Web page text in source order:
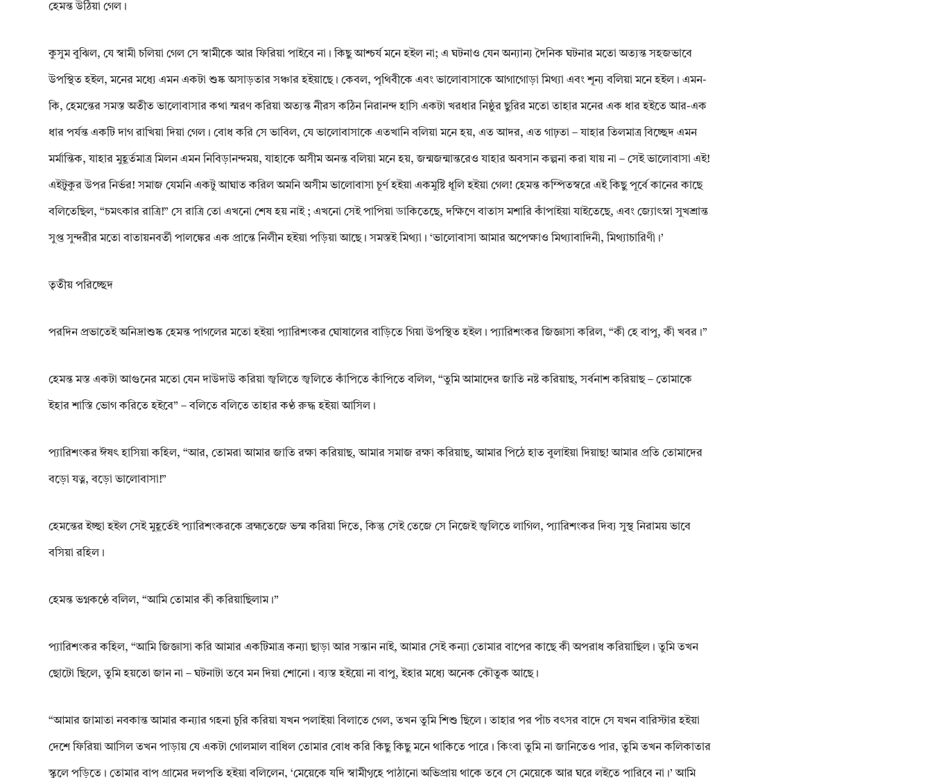
হেমন্ত উঠিয়া গেল।
কুসুম বুঝিল, যে স্বামী চলিয়া গেল সে স্বামীকে আর ফিরিয়া পাইবে না। কিছু আশ্চর্য মনে হইল না; এ ঘটনাও যেন অন্যান্য দৈনিক ঘটনার মতো অত্যন্ত সহজভাবে
উপস্থিত হইল, মনের মধ্যে এমন একটা শুষ্ক অসাড়তার সঞ্চার হইয়াছে। কেবল, পৃথিবীকে এবং ভালোবাসাকে আগাগোড়া মিথ্যা এবং শূন্য বলিয়া মনে হইল। এমন-
কি, হেমন্তের সমস্ত অতীত ভালোবাসার কথা স্মরণ করিয়া অত্যন্ত নীরস কঠিন নিরানন্দ হাসি একটা খরধার নিষ্ঠুর ছুরির মতো তাহার মনের এক ধার হইতে আর-এক
ধার পর্যন্ত একটি দাগ রাখিয়া দিয়া গেল। বোধ করি সে ভাবিল, যে ভালোবাসাকে এতখানি বলিয়া মনে হয়, এত আদর, এত গাঢ়তা – যাহার তিলমাত্র বিচ্ছেদ এমন
মর্মান্তিক, যাহার মুহূর্তমাত্র মিলন এমন নিবিড়ানন্দময়, যাহাকে অসীম অনন্ত বলিয়া মনে হয়, জন্মজন্মান্তরেও যাহার অবসান কল্পনা করা যায় না – সেই ভালোবাসা এই!
এইটুকুর উপর নির্ভর! সমাজ যেমনি একটু আঘাত করিল অমনি অসীম ভালোবাসা চূর্ণ হইয়া একমুষ্টি ধূলি হইয়া গেল! হেমন্ত কম্পিতস্বরে এই কিছু পূর্বে কানের কাছে
বলিতেছিল, “চমৎকার রাত্রি!” সে রাত্রি তো এখনো শেষ হয় নাই ; এখনো সেই পাপিয়া ডাকিতেছে, দক্ষিণে বাতাস মশারি কাঁপাইয়া যাইতেছে, এবং জ্যোৎস্না সুখশ্রান্ত
সুপ্ত সুন্দরীর মতো বাতায়নবর্তী পালঙ্কের এক প্রান্তে নিলীন হইয়া পড়িয়া আছে। সমস্তই মিথ্যা। ‘ভালোবাসা আমার অপেক্ষাও মিথ্যাবাদিনী, মিথ্যাচারিণী।’
তৃতীয় পরিচ্ছেদ
পরদিন প্রভাতেই অনিদ্রাশুষ্ক হেমন্ত পাগলের মতো হইয়া প্যারিশংকর ঘোষালের বাড়িতে গিয়া উপস্থিত হইল। প্যারিশংকর জিজ্ঞাসা করিল, “কী হে বাপু, কী খবর।”
হেমন্ত মস্ত একটা আগুনের মতো যেন দাউদাউ করিয়া জ্বলিতে জ্বলিতে কাঁপিতে কাঁপিতে বলিল, “তুমি আমাদের জাতি নষ্ট করিয়াছ, সর্বনাশ করিয়াছ – তোমাকে
ইহার শাস্তি ভোগ করিতে হইবে” – বলিতে বলিতে তাহার কণ্ঠ রুদ্ধ হইয়া আসিল।
প্যারিশংকর ঈষৎ হাসিয়া কহিল, “আর, তোমরা আমার জাতি রক্ষা করিয়াছ, আমার সমাজ রক্ষা করিয়াছ, আমার পিঠে হাত বুলাইয়া দিয়াছ! আমার প্রতি তোমাদের
বড়ো যত্ন, বড়ো ভালোবাসা!”
হেমন্তের ইচ্ছা হইল সেই মুহূর্তেই প্যারিশংকরকে ব্রহ্মতেজে ভস্ম করিয়া দিতে, কিন্তু সেই তেজে সে নিজেই জ্বলিতে লাগিল, প্যারিশংকর দিব্য সুস্থ নিরাময় ভাবে
বসিয়া রহিল।
হেমন্ত ভগ্নকণ্ঠে বলিল, “আমি তোমার কী করিয়াছিলাম।”
প্যারিশংকর কহিল, “আমি জিজ্ঞাসা করি আমার একটিমাত্র কন্যা ছাড়া আর সন্তান নাই, আমার সেই কন্যা তোমার বাপের কাছে কী অপরাধ করিয়াছিল। তুমি তখন
ছোটো ছিলে, তুমি হয়তো জান না – ঘটনাটা তবে মন দিয়া শোনো। ব্যস্ত হইয়ো না বাপু, ইহার মধ্যে অনেক কৌতুক আছে।
“আমার জামাতা নবকান্ত আমার কন্যার গহনা চুরি করিয়া যখন পলাইয়া বিলাতে গেল, তখন তুমি শিশু ছিলে। তাহার পর পাঁচ বৎসর বাদে সে যখন বারিস্টার হইয়া
দেশে ফিরিয়া আসিল তখন পাড়ায় যে একটা গোলমাল বাধিল তোমার বোধ করি কিছু কিছু মনে থাকিতে পারে। কিংবা তুমি না জানিতেও পার, তুমি তখন কলিকাতার
স্কুলে পড়িতে। তোমার বাপ গ্রামের দলপতি হইয়া বলিলেন, ‘মেয়েকে যদি স্বামীগৃহে পাঠানো অভিপ্রায় থাকে তবে সে মেয়েকে আর ঘরে লইতে পারিবে না।’ আমি